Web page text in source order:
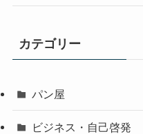
カテゴリー
パン屋
ビジネス・自己啓発